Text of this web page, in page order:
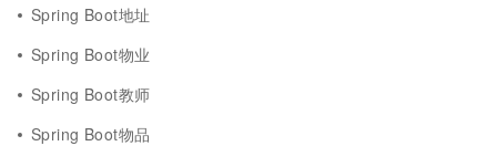
Spring Boot地址
Spring Boot物业
Spring Boot教师
Spring Boot物品